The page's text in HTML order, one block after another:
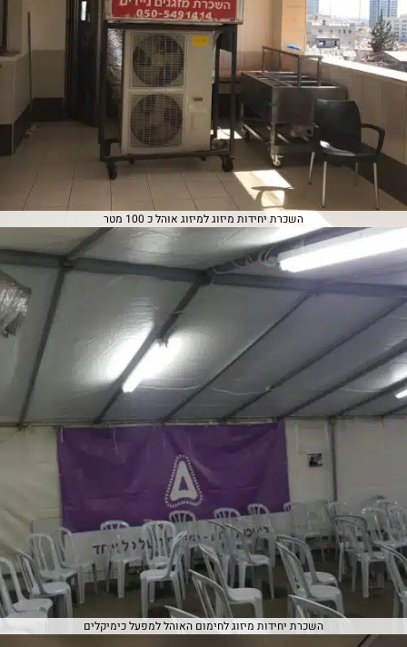
השכרת יחידות מיזוג למיזוג אוהל כ 100 מטר
השכרת יחידות מיזוג לחימום האוהל למפעל כימיקלים